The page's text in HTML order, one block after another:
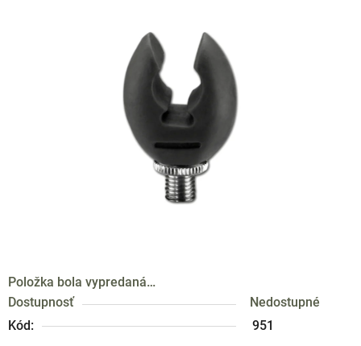
Položka bola vypredaná…
Dostupnosť
Nedostupné
Kód:
951